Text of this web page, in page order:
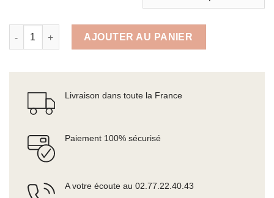
AJOUTER AU PANIER
Livraison dans toute la France
Paiement 100% sécurisé
A votre écoute au 02.77.22.40.43